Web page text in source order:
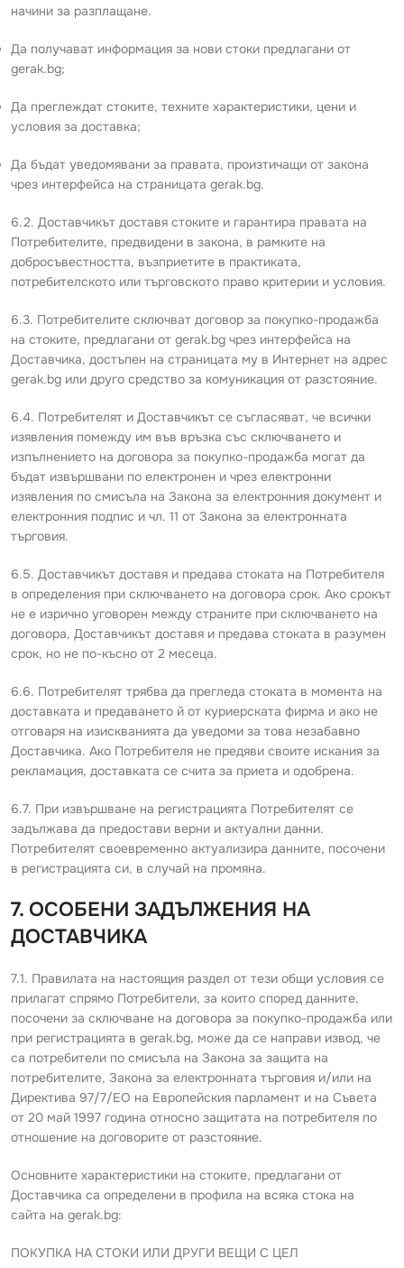
начини за разплащане.
Да получават информация за нови стоки предлагани от
gerak.bg;
Да преглеждат стоките, техните характеристики, цени и
условия за доставка;
Да бъдат уведомявани за правата, произтичащи от закона
чрез интерфейса на страницата gerak.bg.
6.2. Доставчикът доставя стоките и гарантира правата на
Потребителите, предвидени в закона, в рамките на
добросъвестността, възприетите в практиката,
потребителското или търговското право критерии и условия.
6.3. Потребителите сключват договор за покупко-продажба
на стоките, предлагани от gerak.bg чрез интерфейса на
Доставчика, достъпен на страницата му в Интернет на адрес
gerak.bg или друго средство за комуникация от разстояние.
6.4. Потребителят и Доставчикът се съгласяват, че всички
изявления помежду им във връзка със сключването и
изпълнението на договора за покупко-продажба могат да
бъдат извършвани по електронен и чрез електронни
изявления по смисъла на Закона за електронния документ и
електронния подпис и чл. 11 от Закона за електронната
търговия.
6.5. Доставчикът доставя и предава стоката на Потребителя
в определения при сключването на договора срок. Ако срокът
не е изрично уговорен между страните при сключването на
договора, Доставчикът доставя и предава стоката в разумен
срок, но не по-късно от 2 месеца.
6.6. Потребителят трябва да прегледа стоката в момента на
доставката и предаването й от куриерската фирма и ако не
отговаря на изискванията да уведоми за това незабавно
Доставчика. Ако Потребителя не предяви своите искания за
рекламация, доставката се счита за приета и одобрена.
6.7. При извършване на регистрацията Потребителят се
задължава да предостави верни и актуални данни.
Потребителят своевременно актуализира данните, посочени
в регистрацията си, в случай на промяна.
7. ОСОБЕНИ ЗАДЪЛЖЕНИЯ НА
ДОСТАВЧИКА
7.1. Правилата на настоящия раздел от тези общи условия се
прилагат спрямо Потребители, за които според данните,
посочени за сключване на договора за покупко-продажба или
при регистрацията в gerak.bg, може да се направи извод, че
са потребители по смисъла на Закона за защита на
потребителите, Закона за електронната търговия и/или на
Директива 97/7/ЕО на Европейския парламент и на Съвета
от 20 май 1997 година относно защитата на потребителя по
отношение на договорите от разстояние.
Основните характеристики на стоките, предлагани от
Доставчика са определени в профила на всяка стока на
сайта на gerak.bg:
ПОКУПКА НА СТОКИ ИЛИ ДРУГИ ВЕЩИ С ЦЕЛ